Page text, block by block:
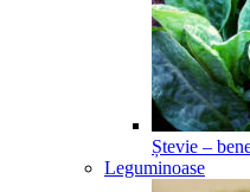
Ștevie –
Leguminoase